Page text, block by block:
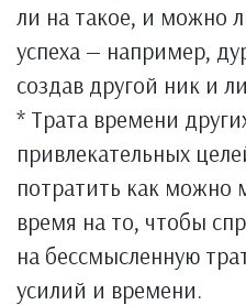
ли на такое, и можно
успеха — например,
создав другой ник и
* Трата времени
привлекательных
потратить как можно
время на то, чтобы
на бессмысленную
усилий и времени.